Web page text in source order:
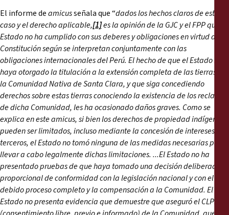
El informe deamicusseñala que “dados los hechos claros de este
caso y el derecho aplicable,[1]es la opinión de la GJC y el FPP que el
Estado no ha cumplido con sus deberes y obligaciones en virtud de la
Constitución según se interpretan conjuntamente con las
obligaciones internacionales del Perú. El hecho de que el Estado no
haya otorgado la titulación a la extensión completa de las tierras de
la Comunidad Nativa de Santa Clara, y que siga concediendo
derechos sobre estas tierras conociendo la existencia de los reclamos
de dicha Comunidad, les ha ocasionado daños graves. Como se
explica en este amicus, si bien los derechos de propiedad indígenas
pueden ser limitados, incluso mediante la concesión de intereses a
terceros, el Estado no tomó ninguna de las medidas necesarias para
llevar a cabo legalmente dichas limitaciones. ...El Estado no ha
presentado pruebas de que haya tomado una decisión deliberada y
proporcional de conformidad con la legislación nacional y con el
debido proceso completo y la compensación a la Comunidad. El
Estado no presenta evidencia que demuestre que aseguró el CLPI